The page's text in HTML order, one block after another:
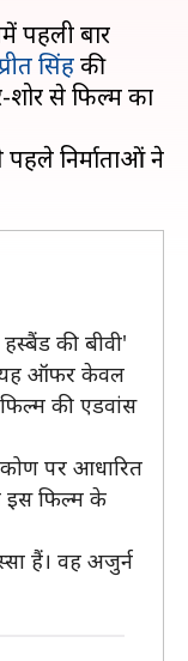
पहली बार
सिंहकी
शोर से फिल्म का
निर्माताओं ने
की बीवी'
यह ऑफर केवल
फिल्म की एडवांस
पर आधारित
इस फिल्म के
हैं। वह अजुर्न